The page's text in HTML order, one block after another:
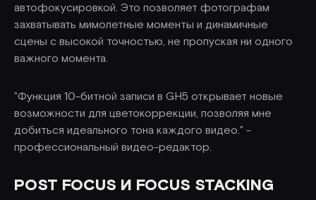
автофокусировкой. Это позволяет фотографам
захватывать мимолетные моменты и динамичные
сцены с высокой точностью, не пропуская ни одного
важного момента.
"Функция 10-битной записи в GH5 открывает новые
возможности для цветокоррекции, позволяя мне
добиться идеального тона каждого видео." -
профессиональный видео-редактор.
POST FOCUS И FOCUS STACKING